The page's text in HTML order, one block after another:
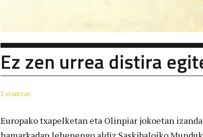
Ez zen urrea distira
2 erantzun
Europako txapelketan eta Olinpiar jokoetan